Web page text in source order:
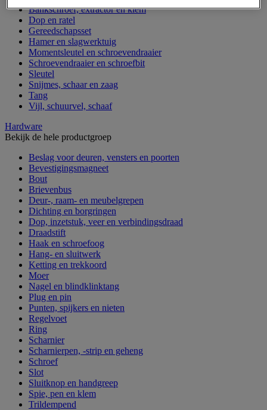
Bankschroef, extractor en klem
Dop en ratel
Gereedschapsset
Hamer en slagwerktuig
Momentsleutel en schroevendraaier
Schroevendraaier en schroefbit
Sleutel
Snijmes, schaar en zaag
Tang
Vijl, schuurvel, schaaf
Hardware
Bekijk de hele productgroep
Beslag voor deuren, vensters en poorten
Bevestigingsmagneet
Bout
Brievenbus
Deur-, raam- en meubelgrepen
Dichting en borgringen
Dop, inzetstuk, veer en verbindingsdraad
Draadstift
Haak en schroefoog
Hang- en sluitwerk
Ketting en trekkoord
Moer
Nagel en blindklinktang
Plug en pin
Punten, spijkers en nieten
Regelvoet
Ring
Scharnier
Scharnierpen, -strip en geheng
Schroef
Slot
Sluitknop en handgreep
Spie, pen en klem
Trildempend